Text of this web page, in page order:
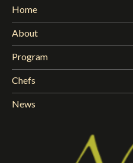
Home
About
Program
Chefs
News